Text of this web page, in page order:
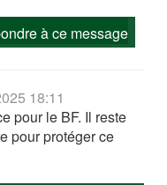
à ce message
18:11
pour le BF. Il reste
pour protéger ce